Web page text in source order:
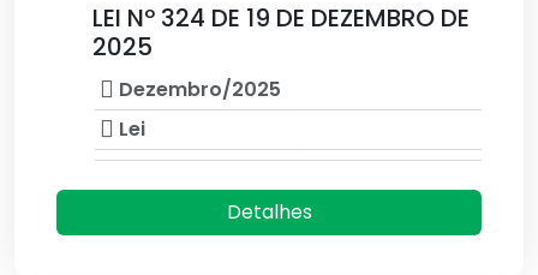
LEI Nº 324 DE 19 DE DEZEMBRO DE
2025
Dezembro/2025
Lei
Detalhes